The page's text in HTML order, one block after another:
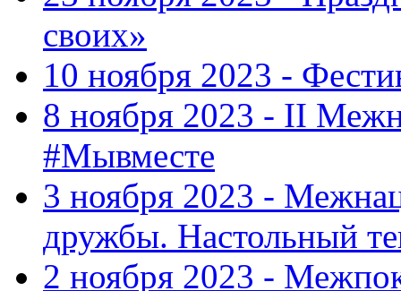
своих»
10 ноября 2023 -
8 ноября 2023 - II
#Мывместе
3 ноября 2023 -
дружбы. Настольный
2 ноября 2023 -